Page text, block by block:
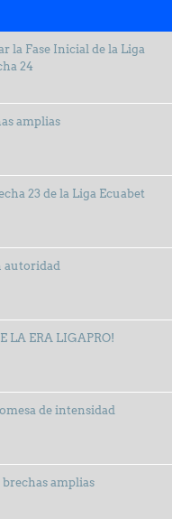
la Fase Inicial de la Liga
24
amplias
23 de la Liga Ecuabet
autoridad
LA ERA LIGAPRO!
de intensidad
amplias